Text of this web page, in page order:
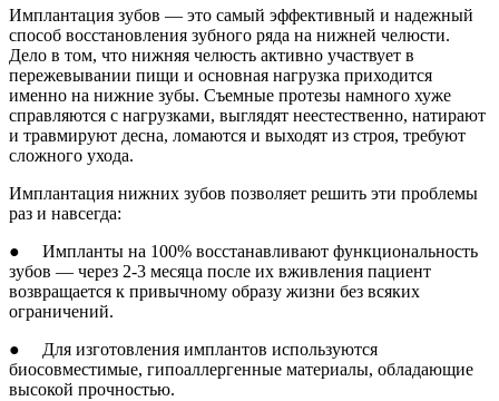
Имплантация зубов — это самый эффективный и надежный
способ восстановления зубного ряда на нижней челюсти.
Дело в том, что нижняя челюсть активно участвует в
пережевывании пищи и основная нагрузка приходится
именно на нижние зубы. Съемные протезы намного хуже
справляются с нагрузками, выглядят неестественно, натирают
и травмируют десна, ломаются и выходят из строя, требуют
сложного ухода.
Имплантация нижних зубов позволяет решить эти проблемы
раз и навсегда:
● Импланты на 100% восстанавливают функциональность
зубов — через 2-3 месяца после их вживления пациент
возвращается к привычному образу жизни без всяких
ограничений.
● Для изготовления имплантов используются
биосовместимые, гипоаллергенные материалы, обладающие
высокой прочностью.